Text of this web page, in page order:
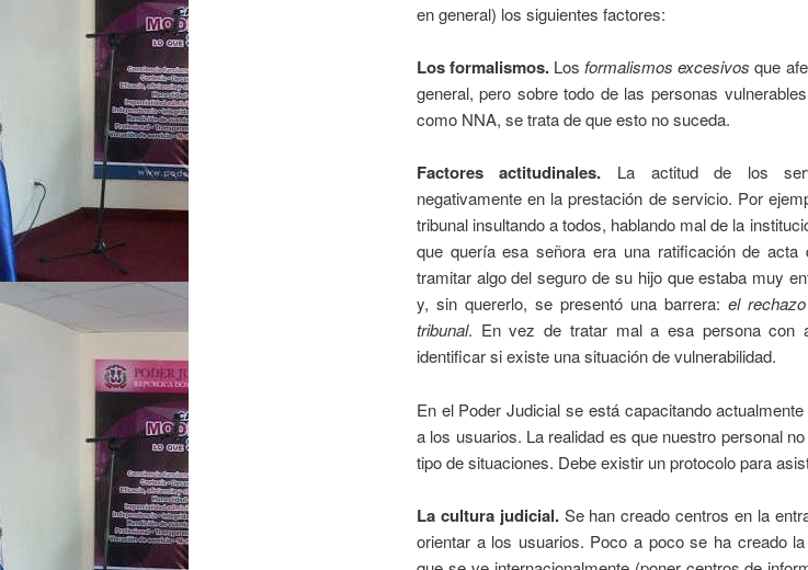
en general) los siguientes factores:
Los formalismos.Los formalismos excesivos que
general, pero sobre todo de las personas
como NNA, se trata de que esto no suceda.
Factores actitudinales. La actitud de los
negativamente en la prestación de servicio. Por
tribunal insultando a todos, hablando mal de la
que quería esa señora era una ratificación de acta
tramitar algo del seguro de su hijo que estaba muy
y, sin quererlo, se presentó una barrera: el
tribunal. En vez de tratar mal a esa persona con
identificar si existe una situación de vulnerabilidad.
En el Poder Judicial se está capacitando
a los usuarios. La realidad es que nuestro personal
tipo de situaciones. Debe existir un protocolo para
La cultura judicial. Se han creado centros en la
orientar a los usuarios. Poco a poco se ha creado